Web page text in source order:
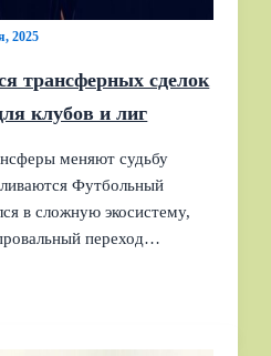
2025
трансферных сделок
клубов и лиг
меняют судьбу
Футбольный
в сложную экосистему,
переход…